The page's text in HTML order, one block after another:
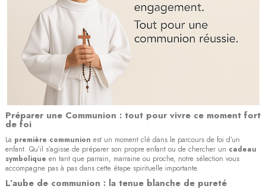
Préparer une Communion : tout pour vivre ce moment fort
de foi
La première communion est un moment clé dans le parcours de foi d’un
enfant. Qu’il s’agisse de préparer son propre enfant ou de chercher un cadeau
symbolique en tant que parrain, marraine ou proche, notre sélection vous
accompagne pas à pas dans cette étape spirituelle importante.
L’aube de communion : la tenue blanche de pureté